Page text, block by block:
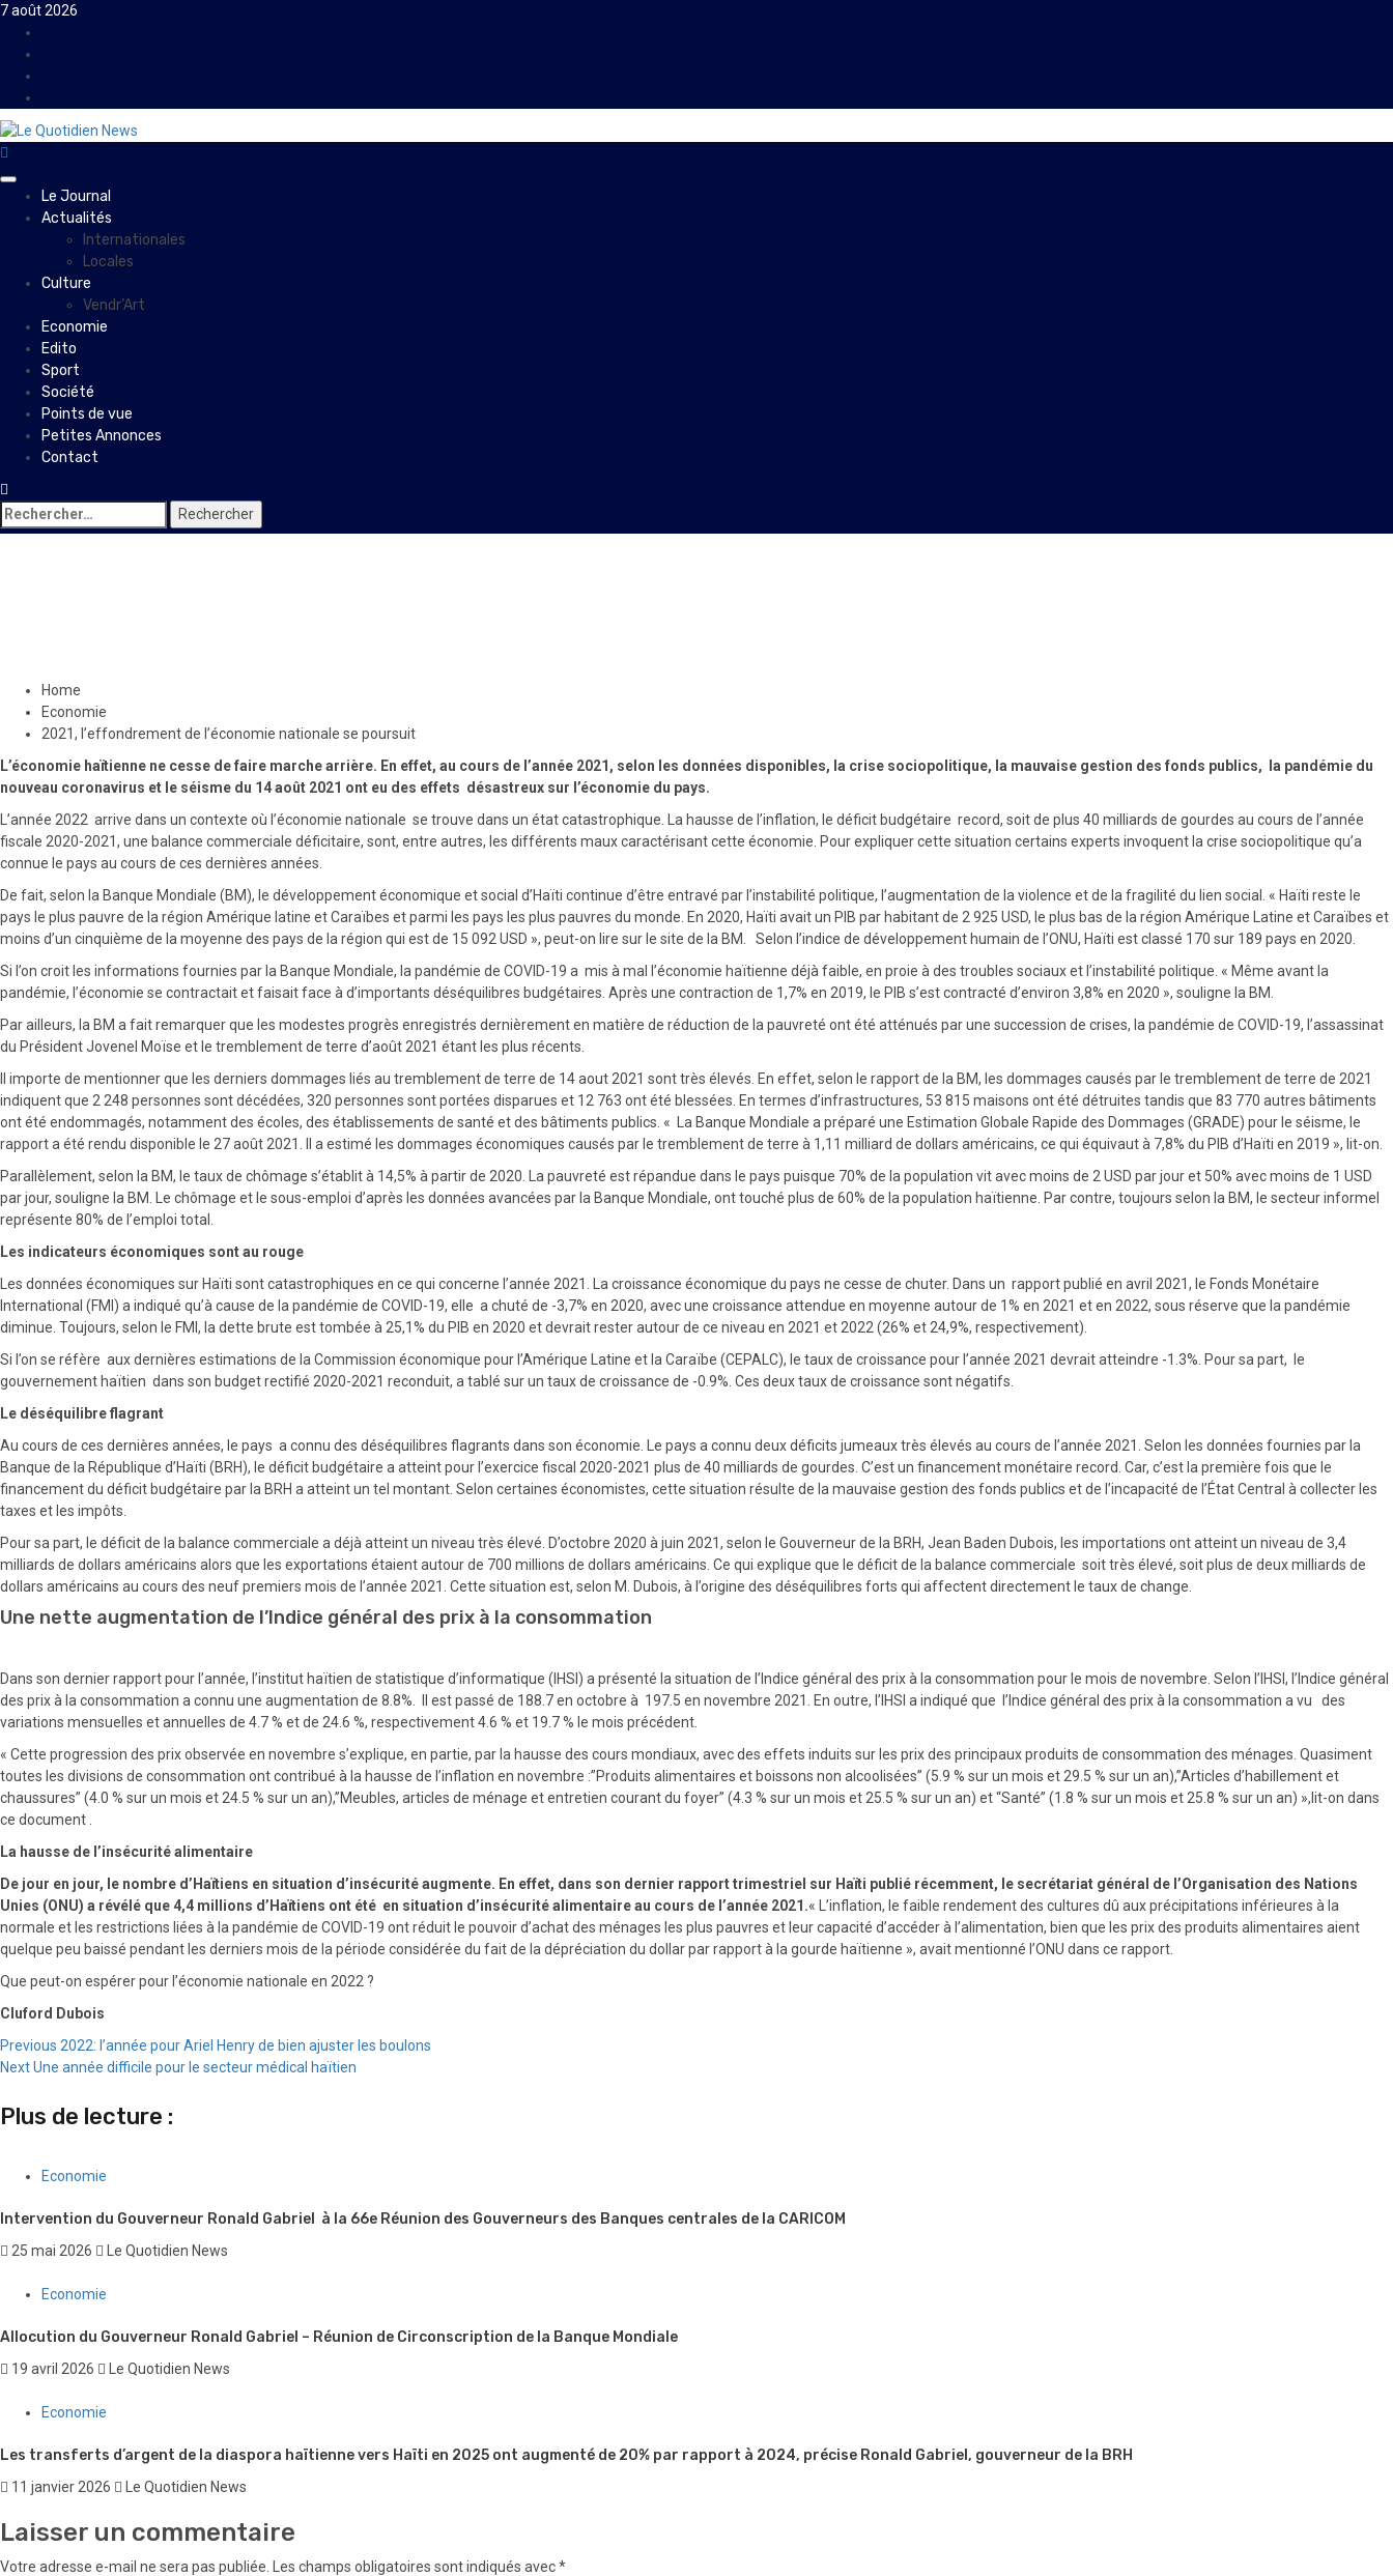
Skip
content
7 août 2026
PrimaryLe Journal
Actualités
Internationales
Locales
Culture
Vendr’Art
Economie
Edito
Sport
Société
Points de vue
Petites Annonces
Contact
Rechercher :
Home
Economie
2021, l’effondrement de l’économie nationale se poursuit
L’économie haïtienne ne cesse de faire marche arrière. En effet, au cours de l’année 2021, selon les données disponibles, la crise sociopolitique, la mauvaise gestion des fonds publics, la pandémie du
nouveau coronavirus et le séisme du 14 août 2021 ont eu des effets désastreux sur l’économie du pays.
L’année 2022 arrive dans un contexte où l’économie nationale se trouve dans un état catastrophique. La hausse de l’inflation, le déficit budgétaire record, soit de plus 40 milliards de gourdes au cours de l’année
fiscale 2020-2021, une balance commerciale déficitaire, sont, entre autres, les différents maux caractérisant cette économie. Pour expliquer cette situation certains experts invoquent la crise sociopolitique qu’a
connue le pays au cours de ces dernières années.
De fait, selon la Banque Mondiale (BM), le développement économique et social d’Haïti continue d’être entravé par l’instabilité politique, l’augmentation de la violence et de la fragilité du lien social. « Haïti reste le
pays le plus pauvre de la région Amérique latine et Caraïbes et parmi les pays les plus pauvres du monde. En 2020, Haïti avait un PIB par habitant de 2 925 USD, le plus bas de la région Amérique Latine et Caraïbes et
moins d’un cinquième de la moyenne des pays de la région qui est de 15 092 USD », peut-on lire sur le site de la BM. Selon l’indice de développement humain de l’ONU, Haïti est classé 170 sur 189 pays en 2020.
Si l’on croit les informations fournies par la Banque Mondiale, la pandémie de COVID-19 a mis à mal l’économie haïtienne déjà faible, en proie à des troubles sociaux et l’instabilité politique. « Même avant la
pandémie, l’économie se contractait et faisait face à d’importants déséquilibres budgétaires. Après une contraction de 1,7% en 2019, le PIB s’est contracté d’environ 3,8% en 2020 », souligne la BM.
Par ailleurs, la BM a fait remarquer que les modestes progrès enregistrés dernièrement en matière de réduction de la pauvreté ont été atténués par une succession de crises, la pandémie de COVID-19, l’assassinat
du Président Jovenel Moïse et le tremblement de terre d’août 2021 étant les plus récents.
Il importe de mentionner que les derniers dommages liés au tremblement de terre de 14 aout 2021 sont très élevés. En effet, selon le rapport de la BM, les dommages causés par le tremblement de terre de 2021
indiquent que 2 248 personnes sont décédées, 320 personnes sont portées disparues et 12 763 ont été blessées. En termes d’infrastructures, 53 815 maisons ont été détruites tandis que 83 770 autres bâtiments
ont été endommagés, notamment des écoles, des établissements de santé et des bâtiments publics. « La Banque Mondiale a préparé une Estimation Globale Rapide des Dommages (GRADE) pour le séisme, le
rapport a été rendu disponible le 27 août 2021. Il a estimé les dommages économiques causés par le tremblement de terre à 1,11 milliard de dollars américains, ce qui équivaut à 7,8% du PIB d’Haïti en 2019 », lit-on.
Parallèlement, selon la BM, le taux de chômage s’établit à 14,5% à partir de 2020. La pauvreté est répandue dans le pays puisque 70% de la population vit avec moins de 2 USD par jour et 50% avec moins de 1 USD
par jour, souligne la BM. Le chômage et le sous-emploi d’après les données avancées par la Banque Mondiale, ont touché plus de 60% de la population haïtienne. Par contre, toujours selon la BM, le secteur informel
représente 80% de l’emploi total.
Les indicateurs économiques sont au rouge
Les données économiques sur Haïti sont catastrophiques en ce qui concerne l’année 2021. La croissance économique du pays ne cesse de chuter. Dans un rapport publié en avril 2021, le Fonds Monétaire
International (FMI) a indiqué qu’à cause de la pandémie de COVID-19, elle a chuté de -3,7% en 2020, avec une croissance attendue en moyenne autour de 1% en 2021 et en 2022, sous réserve que la pandémie
diminue. Toujours, selon le FMI, la dette brute est tombée à 25,1% du PIB en 2020 et devrait rester autour de ce niveau en 2021 et 2022 (26% et 24,9%, respectivement).
Si l’on se réfère aux dernières estimations de la Commission économique pour l’Amérique Latine et la Caraïbe (CEPALC), le taux de croissance pour l’année 2021 devrait atteindre -1.3%. Pour sa part, le
gouvernement haïtien dans son budget rectifié 2020-2021 reconduit, a tablé sur un taux de croissance de -0.9%. Ces deux taux de croissance sont négatifs.
Le déséquilibre flagrant
Au cours de ces dernières années, le pays a connu des déséquilibres flagrants dans son économie. Le pays a connu deux déficits jumeaux très élevés au cours de l’année 2021. Selon les données fournies par la
Banque de la République d’Haïti (BRH), le déficit budgétaire a atteint pour l’exercice fiscal 2020-2021 plus de 40 milliards de gourdes. C’est un financement monétaire record. Car, c’est la première fois que le
financement du déficit budgétaire par la BRH a atteint un tel montant. Selon certaines économistes, cette situation résulte de la mauvaise gestion des fonds publics et de l’incapacité de l’État Central à collecter les
taxes et les impôts.
Pour sa part, le déficit de la balance commerciale a déjà atteint un niveau très élevé. D’octobre 2020 à juin 2021, selon le Gouverneur de la BRH, Jean Baden Dubois, les importations ont atteint un niveau de 3,4
milliards de dollars américains alors que les exportations étaient autour de 700 millions de dollars américains. Ce qui explique que le déficit de la balance commerciale soit très élevé, soit plus de deux milliards de
dollars américains au cours des neuf premiers mois de l’année 2021. Cette situation est, selon M. Dubois, à l’origine des déséquilibres forts qui affectent directement le taux de change.
Une nette augmentation de l’Indice général des prix à la consommation
Dans son dernier rapport pour l’année, l’institut haïtien de statistique d’informatique (IHSI) a présenté la situation de l’Indice général des prix à la consommation pour le mois de novembre. Selon l’IHSI, l’Indice général
des prix à la consommation a connu une augmentation de 8.8%. Il est passé de 188.7 en octobre à 197.5 en novembre 2021. En outre, l’IHSI a indiqué que l’Indice général des prix à la consommation a vu des
variations mensuelles et annuelles de 4.7 % et de 24.6 %, respectivement 4.6 % et 19.7 % le mois précédent.
« Cette progression des prix observée en novembre s’explique, en partie, par la hausse des cours mondiaux, avec des effets induits sur les prix des principaux produits de consommation des ménages. Quasiment
toutes les divisions de consommation ont contribué à la hausse de l’inflation en novembre :”Produits alimentaires et boissons non alcoolisées” (5.9 % sur un mois et 29.5 % sur un an),”Articles d’habillement et
chaussures” (4.0 % sur un mois et 24.5 % sur un an),”Meubles, articles de ménage et entretien courant du foyer” (4.3 % sur un mois et 25.5 % sur un an) et “Santé” (1.8 % sur un mois et 25.8 % sur un an) »,lit-on dans
ce document .
La hausse de l’insécurité alimentaire
De jour en jour, le nombre d’Haïtiens en situation d’insécurité augmente. En effet, dans son dernier rapport trimestriel sur Haïti publié récemment, le secrétariat général de l’Organisation des Nations
Unies (ONU) a révélé que 4,4 millions d’Haïtiens ont été en situation d’insécurité alimentaire au cours de l’année 2021.« L’inflation, le faible rendement des cultures dû aux précipitations inférieures à la
normale et les restrictions liées à la pandémie de COVID-19 ont réduit le pouvoir d’achat des ménages les plus pauvres et leur capacité d’accéder à l’alimentation, bien que les prix des produits alimentaires aient
quelque peu baissé pendant les derniers mois de la période considérée du fait de la dépréciation du dollar par rapport à la gourde haïtienne », avait mentionné l’ONU dans ce rapport.
Que peut-on espérer pour l’économie nationale en 2022 ?
Cluford Dubois
Continue
Reading
Previous 2022: l’année pour Ariel Henry de bien ajuster les boulons
NextUne année difficile pour le secteur médical haïtien
Plus de lecture :
Economie
Intervention du Gouverneur Ronald Gabriel à la 66e Réunion des Gouverneurs des Banques centrales de la CARICOM
25 mai 2026 Le Quotidien News
Economie
Allocution du Gouverneur Ronald Gabriel – Réunion de Circonscription de la Banque Mondiale
19 avril 2026 Le Quotidien News
Economie
Les transferts d’argent de la diaspora haïtienne vers Haïti en 2025 ont augmenté de 20% par rapport à 2024, précise Ronald Gabriel, gouverneur de la BRH
11 janvier 2026 Le Quotidien News
Laisser un commentaire
Votre adresse e-mail ne sera pas publiée. Les champs obligatoires sont indiqués avec*